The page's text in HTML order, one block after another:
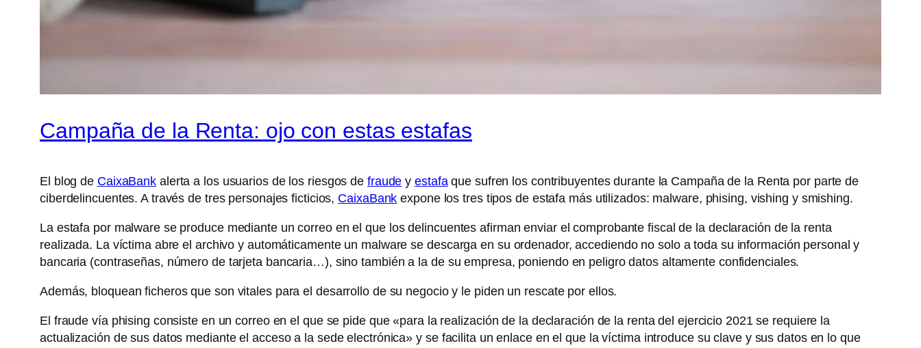
Campaña de la Renta: ojo con estas estafas
El blog de CaixaBank alerta a los usuarios de los riesgos de fraude yestafaque sufren los contribuyentes durante la Campaña de la Renta por parte de
ciberdelincuentes. A través de tres personajes ficticios, CaixaBank expone los tres tipos de estafa más utilizados: malware, phising, vishing y smishing.
La estafa por malware se produce mediante un correo en el que los delincuentes afirman enviar el comprobante fiscal de la declaración de la renta
realizada. La víctima abre el archivo y automáticamente un malware se descarga en su ordenador, accediendo no solo a toda su información personal y
bancaria (contraseñas, número de tarjeta bancaria…), sino también a la de su empresa, poniendo en peligro datos altamente confidenciales.
Además, bloquean ficheros que son vitales para el desarrollo de su negocio y le piden un rescate por ellos.
El fraude vía phising consiste en un correo en el que se pide que «para la realización de la declaración de la renta del ejercicio 2021 se requiere la
actualización de sus datos mediante el acceso a la sede electrónica» y se facilita un enlace en el que la víctima introduce su clave y sus datos en lo que